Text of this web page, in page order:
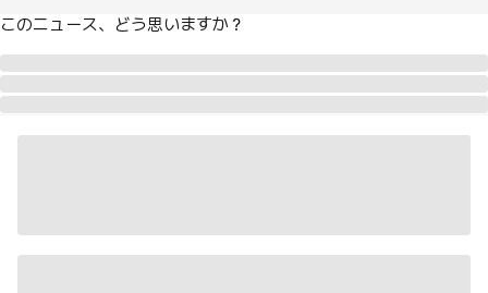
このニュース、どう思いますか？